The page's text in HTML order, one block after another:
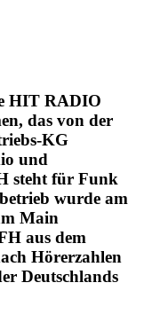
HIT RADIO
das von der
KG
und
steht für Funk
wurde am
Main
aus dem
Hörerzahlen
Deutschlands